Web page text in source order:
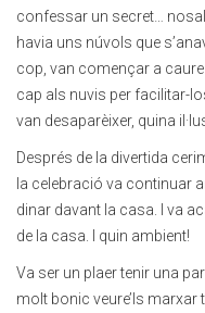
confessar un secret…
havia uns núvols que
cop, van començar a
cap als nuvis per facilitar-
van desaparèixer, quina
Després de la divertida
la celebració va continuar
dinar davant la casa. I va
de la casa. I quin ambient!
Va ser un plaer tenir una
molt bonic veure’ls